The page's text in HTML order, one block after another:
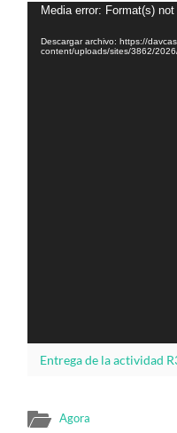
Reproductor
vídeo
Media error: Format(s)
Descargar archivo: https://
content/uploads/sites/3862/
Entrega de la actividad
Agora